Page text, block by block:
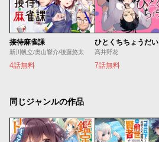
接待麻雀課
新川帆立/奥山響介/後藤悠太
4話無料
ひとくちちょうだい
髙井野花
7話無料
同じジャンルの作品